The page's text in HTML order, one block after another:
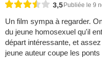
3,5 Publiée le 9
Un film sympa à regarder.
du jeune homosexuel qu'il
départ intéressante, et
jeune auteur coupe les